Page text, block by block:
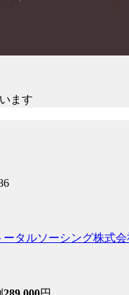
ます
ータルソーシング株式会